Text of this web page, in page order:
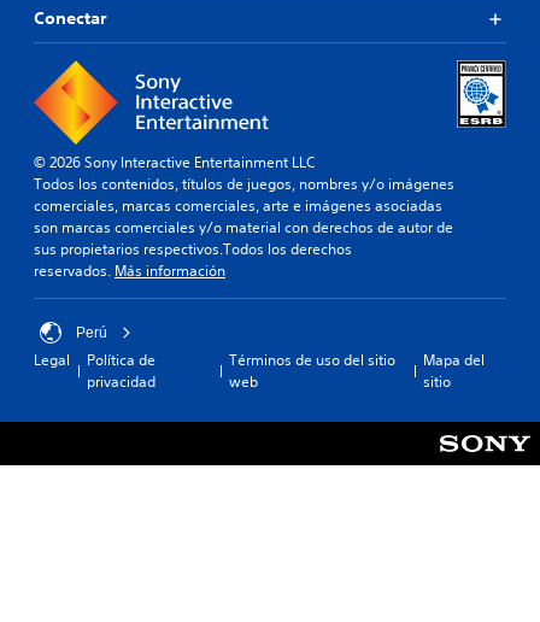
Conectar
© 2026 Sony Interactive Entertainment LLC
Todos los contenidos, títulos de juegos, nombres y/o imágenes
comerciales, marcas comerciales, arte e imágenes asociadas
son marcas comerciales y/o material con derechos de autor de
sus propietarios respectivos.Todos los derechos
reservados. Más información
Perú
Legal
Política de
privacidad
Términos de uso del sitio
web
Mapa del
sitio